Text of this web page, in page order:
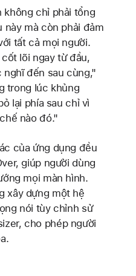
không chỉ phải tổng
này mà còn phải đảm
tất cả mọi người.
lõi ngay từ đầu,
nghĩ đến sau cùng,"
trong lúc khủng
lại phía sau chỉ vì
nào đó."
của ứng dụng đều
giúp người dùng
mọi màn hình.
xây dựng một hệ
nói tùy chỉnh sử
cho phép người